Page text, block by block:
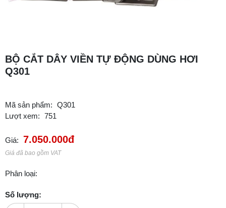
BỘ CẮT DÂY VIỀN TỰ ĐỘNG DÙNG HƠI
Q301
Mã sản phẩm: Q301
Lượt xem: 751
Giá: 7.050.000đ
Giá đã bao gồm VAT
Phân loại:
Số lượng: